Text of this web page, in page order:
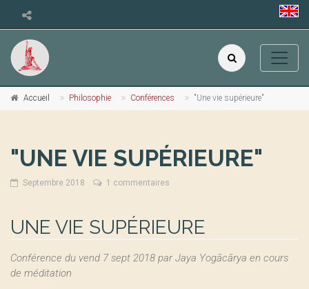
Accueil Philosophie Conférences "Une vie supérieure"
"UNE VIE SUPÉRIEURE"
Septembre 2018 1 commentaires
UNE VIE SUPÉRIEURE
Conférence du vend 7 sept 2018 par Jaya Yogācārya en cours
de méditation